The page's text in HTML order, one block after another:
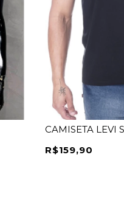
CAMISETA LEVI
R$159,90